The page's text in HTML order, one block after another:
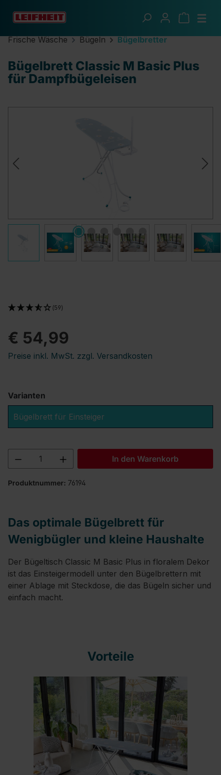
Zum Hauptinhalt springen
Frische Wäsche Bügeln Bügelbretter
Bügelbrett Classic M Basic Plus
für Dampfbügeleisen
€ 54,99
Preise inkl. MwSt. zzgl. Versandkosten
(59)
Varianten
Bügelbrett für Einsteiger
Produkt Anzahl: Gib den gewünschten
In den Warenkorb
Produktnummer: 76194
Das optimale Bügelbrett für
Wenigbügler und kleine Haushalte
Der Bügeltisch Classic M Basic Plus in floralem Dekor
ist das Einsteigermodell unter den Bügelbrettern mit
einer Ablage mit Steckdose, die das Bügeln sicher und
einfach macht.
Vorteile